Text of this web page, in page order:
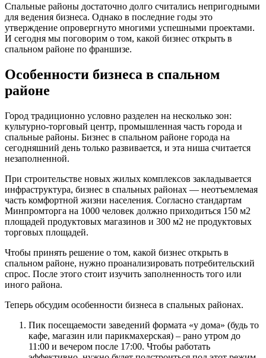
Спальные районы достаточно долго считались непригодными
для ведения бизнеса. Однако в последние годы это
утверждение опровергнуто многими успешными проектами.
И сегодня мы поговорим о том, какой бизнес открыть в
спальном районе по франшизе.
Особенности бизнеса в спальном
районе
Город традиционно условно разделен на несколько зон:
культурно-торговый центр, промышленная часть города и
спальные районы. Бизнес в спальном районе города на
сегодняшний день только развивается, и эта ниша считается
незаполненной.
При строительстве новых жилых комплексов закладывается
инфраструктура, бизнес в спальных районах — неотъемлемая
часть комфортной жизни населения. Согласно стандартам
Минпромторга на 1000 человек должно приходиться 150 м2
площадей продуктовых магазинов и 300 м2 не продуктовых
торговых площадей.
Чтобы принять решение о том, какой бизнес открыть в
спальном районе, нужно проанализировать потребительский
спрос. После этого стоит изучить заполненность того или
иного района.
Теперь обсудим особенности бизнеса в спальных районах.
Пик посещаемости заведений формата «у дома» (будь то
кафе, магазин или парикмахерская) – рано утром до
11:00 и вечером после 17:00. Чтобы работать